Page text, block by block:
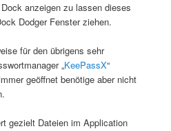
anzeigen zu lassen dieses
Dodger Fenster ziehen.
für den übrigens sehr
„KeePassX“
geöffnet benötige aber nicht
gezielt Dateien im Application